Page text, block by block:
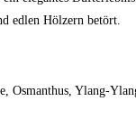
edlen Hölzern betört.
Osmanthus, Ylang-